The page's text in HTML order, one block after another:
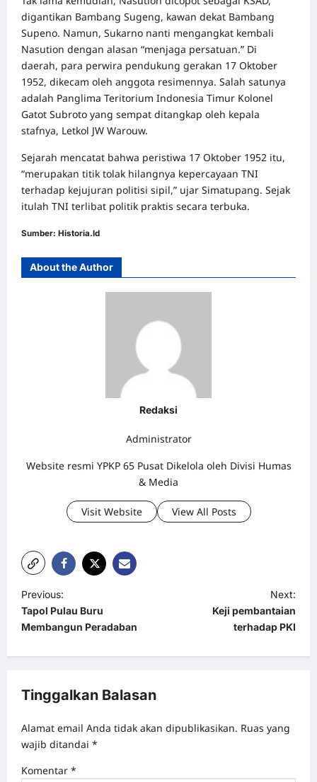
digantikan Bambang Sugeng, kawan dekat Bambang
Supeno. Namun, Sukarno nanti mengangkat kembali
Nasution dengan alasan “menjaga persatuan.” Di
daerah, para perwira pendukung gerakan 17 Oktober
1952, dikecam oleh anggota resimennya. Salah satunya
adalah Panglima Teritorium Indonesia Timur Kolonel
Gatot Subroto yang sempat ditangkap oleh kepala
stafnya, Letkol JW Warouw.
Sejarah mencatat bahwa peristiwa 17 Oktober 1952 itu,
“merupakan titik tolak hilangnya kepercayaan TNI
terhadap kejujuran politisi sipil,” ujar Simatupang. Sejak
itulah TNI terlibat politik praktis secara terbuka.
Sumber: Historia.Id
About the Author
Redaksi
Administrator
Website resmi YPKP 65 Pusat Dikelola oleh Divisi Humas
& Media
Visit Website View All Posts
P
o
t
a
v
i
g
Previous:
Tapol Pulau Buru
Membangun Peradaban
Next:
Keji pembantaian
terhadap PKI
Tinggalkan Balasan
Alamat email Anda tidak akan dipublikasikan. Ruas yang
wajib ditandai *
Komentar *